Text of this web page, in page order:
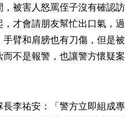
被害人怒罵侄子沒有確認訪
才會請朋友幫忙出口氣，過
臂和肩膀也有刀傷，但是被
不是報警，也讓警方懷疑案
李祐安：「警方立即組成專